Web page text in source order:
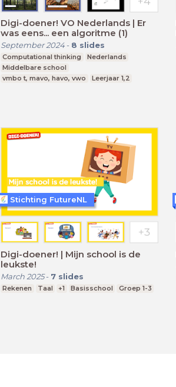
Digi-doener! VO Nederlands | Er
was eens... een algoritme (1)
September 2024- 8 slides
Computational thinking
Nederlands
Middelbare school
vmbo t, mavo, havo, vwo
Leerjaar 1,2
Digi-doener! | Mijn school is de
leukste!
March 2025- 7 slides
Rekenen Taal +1 Basisschool Groep 1-3
Stichting FutureNL